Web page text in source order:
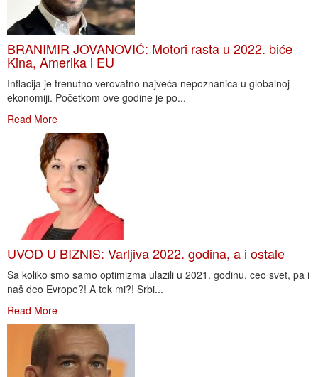
BRANIMIR JOVANOVIĆ: Motori rasta u 2022. biće
Kina, Amerika i EU
Inflacija je trenutno verovatno najveća nepoznanica u globalnoj
ekonomiji. Početkom ove godine je po...
Read More
UVOD U BIZNIS: Varljiva 2022. godina, a i ostale
Sa koliko smo samo optimizma ulazili u 2021. godinu, ceo svet, pa i
naš deo Evrope?! A tek mi?! Srbi...
Read More